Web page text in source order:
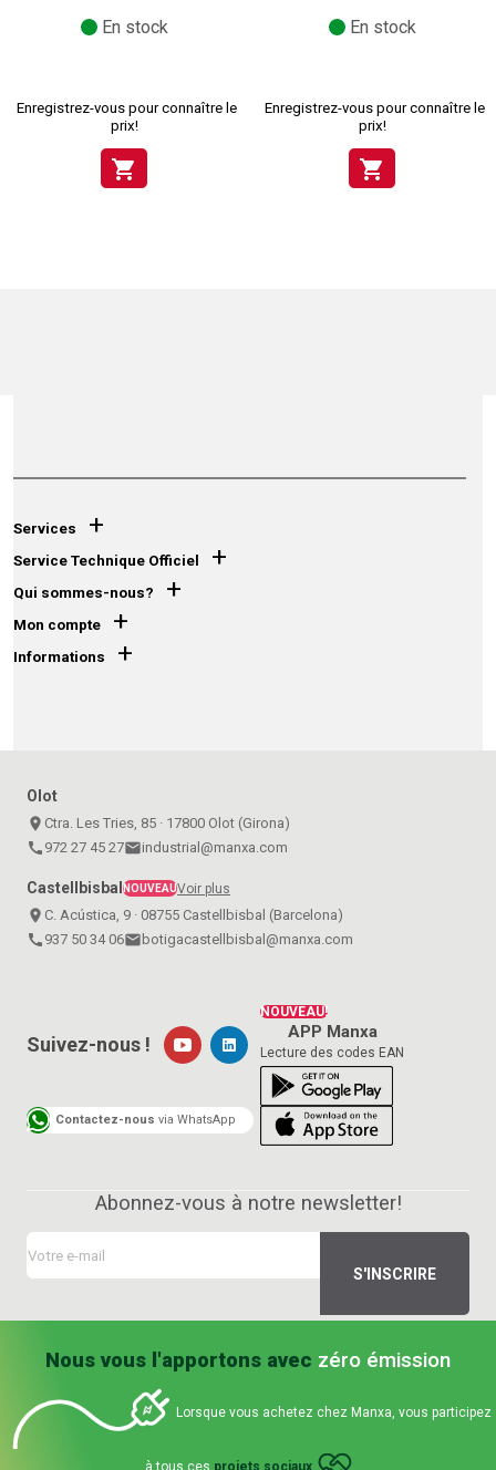
En stock
Enregistrez-vous pour connaître le
prix!
shopping_cart
En stock
Enregistrez-vous pour connaître le
prix!
shopping_cart
Services +
Service Technique Officiel +
Qui sommes-nous? +
Mon compte +
Informations +
Olot
place Ctra. Les Tries, 85 · 17800 Olot (Girona)
call 972 27 45 27emailindustrial@manxa.com
Castellbisbal NOUVEAUVoir plus
place C. Acústica, 9 · 08755 Castellbisbal (Barcelona)
call 937 50 34 06email botigacastellbisbal@manxa.com
NOUVEAU!
APP Manxa
Lecture des codes EAN
Suivez-nous !
Contactez-nous via WhatsApp
Abonnez-vous à notre newsletter!
Nous vous l'apportons avec zéro émission
Lorsque vous achetez chez Manxa, vous participez
à tous ces projets sociaux